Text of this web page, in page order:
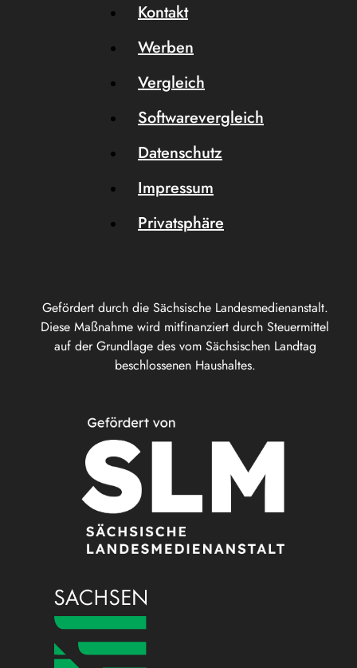
Gefördert durch die Sächsische Landesmedienanstalt.
Diese Maßnahme wird mitfinanziert durch Steuermittel
auf der Grundlage des vom Sächsischen Landtag
beschlossenen Haushaltes.
Kontakt
Werben
Vergleich
Softwarevergleich
Datenschutz
Impressum
Privatsphäre